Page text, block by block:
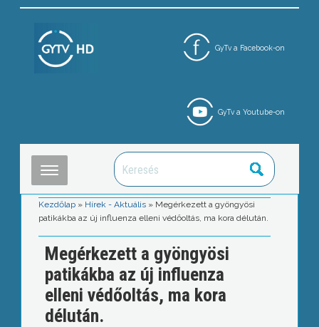
GyTv a Facebook-on
GyTv a Youtube-on
Kezdőlap » Hírek - Aktuális » Megérkezett a gyöngyösi
patikákba az új influenza elleni védőoltás, ma kora délután.
Megérkezett a gyöngyösi
patikákba az új influenza
elleni védőoltás, ma kora
délután.